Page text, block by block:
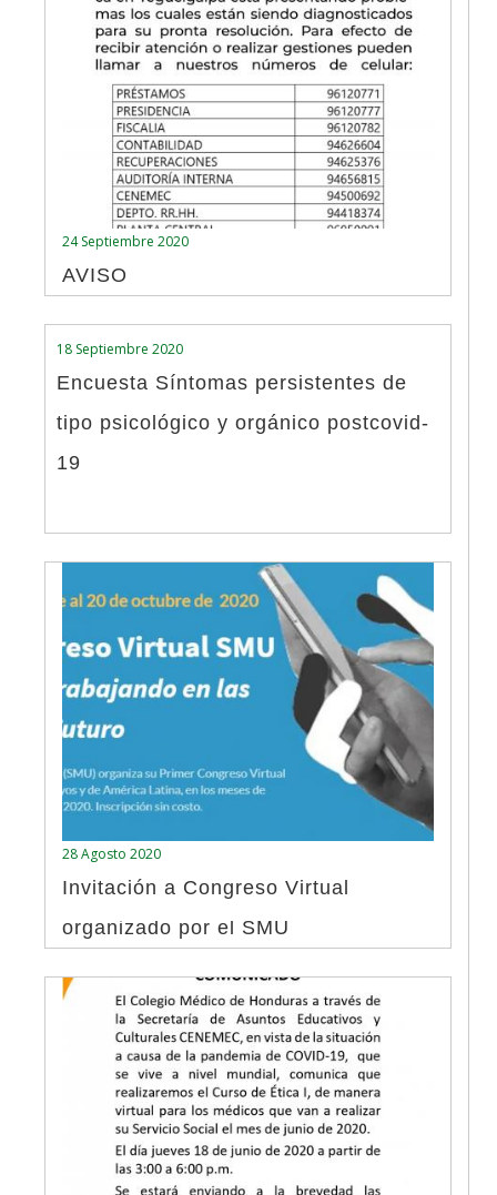
24 Septiembre 2020
AVISO
18 Septiembre 2020
Encuesta Síntomas persistentes de
tipo psicológico y orgánico postcovid-
19
28 Agosto 2020
Invitación a Congreso Virtual
organizado por el SMU